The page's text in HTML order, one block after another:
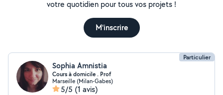
votre quotidien pour tous vos projets !
M'inscrire
Particulier
Sophia Amnistia
Cours à domicile . Prof
Marseille (Milan-Gabes)
5/5 (1 avis)